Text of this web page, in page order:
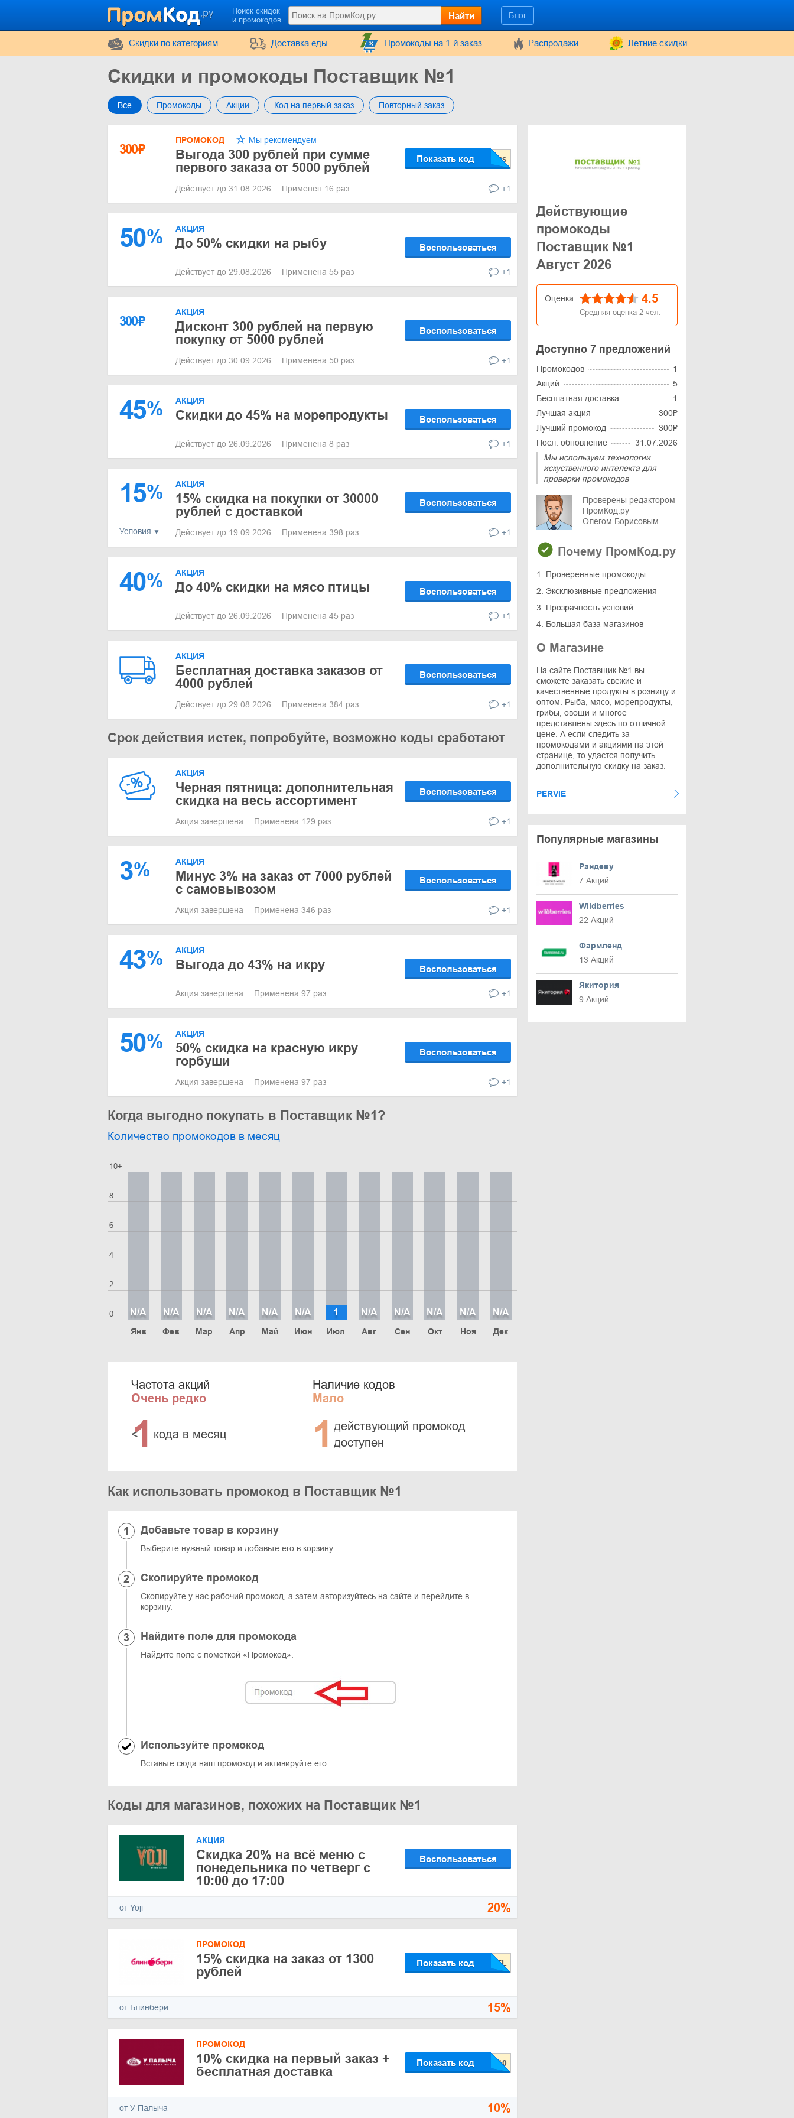
Поиск скидок
и промокодов
Найти Блог
Cкидки по категориям Доставка еды Промокоды на 1-й заказ Распродажи Летние скидки
Скидки и промокоды Поставщик №1
Все Промокоды Акции Код на первый заказ Повторный заказ
300₽
ПРОМОКОД Мы рекомендуем
Выгода 300 рублей при сумме
первого заказа от 5000 рублей
Показать код
Действует до 31.08.2026 Применен 16 раз +1
50% АКЦИЯ
До 50% скидки на рыбу Воспользоваться
Действует до 29.08.2026 Применена 55 раз +1
300₽
АКЦИЯ
Дисконт 300 рублей на первую
покупку от 5000 рублей
Воспользоваться
Действует до 30.09.2026 Применена 50 раз +1
45% АКЦИЯ
Скидки до 45% на морепродукты Воспользоваться
Действует до 26.09.2026 Применена 8 раз +1
15%
Условия
АКЦИЯ
15% скидка на покупки от 30000
рублей с доставкой
Воспользоваться
Действует до 19.09.2026 Применена 398 раз +1
40% АКЦИЯ
До 40% скидки на мясо птицы Воспользоваться
Действует до 26.09.2026 Применена 45 раз +1
АКЦИЯ
Бесплатная доставка заказов от
4000 рублей
Воспользоваться
Действует до 29.08.2026 Применена 384 раз +1
Срок действия истек, попробуйте, возможно коды сработают
АКЦИЯ
Черная пятница: дополнительная
скидка на весь ассортимент
Воспользоваться
Акция завершена Применена 129 раз +1
3% АКЦИЯ
Минус 3% на заказ от 7000 рублей
с самовывозом
Воспользоваться
Акция завершена Применена 346 раз +1
43% АКЦИЯ
Выгода до 43% на икру Воспользоваться
Акция завершена Применена 97 раз +1
50% АКЦИЯ
50% скидка на красную икру
горбуши
Воспользоваться
Акция завершена Применена 97 раз +1
Когда выгодно покупать в Поставщик №1?
Количество промокодов в месяц
0
2
4
6
8
10+
Янв
N/A
Фев
N/A
Мар
N/A
Апр
N/A
Май
N/A
Июн
N/A
Июл
1
Авг
N/A
Сен
N/A
Окт
N/A
Ноя
N/A
Дек
N/A
Частота акций
Очень редко
<
1 кода в месяц
Наличие кодов
Мало
1 действующий промокод
доступен
Как использовать промокод в Поставщик №1
Добавьте товар в корзину
Выберите нужный товар и добавьте его в корзину.
Скопируйте промокод
Скопируйте у нас рабочий промокод, а затем авторизуйтесь на сайте и перейдите в
корзину.
Найдите поле для промокода
Найдите поле с пометкой «Промокод».
Используйте промокод
Вставьте сюда наш промокод и активируйте его.
Коды для магазинов, похожих на Поставщик №1
АКЦИЯ
Скидка 20% на всё меню с
понедельника по четверг с
10:00 до 17:00
Воспользоваться
от Yoji 20%
ПРОМОКОД
15% скидка на заказ от 1300
рублей
Показать код
от Блинбери 15%
ПРОМОКОД
10% скидка на первый заказ +
бесплатная доставка
Показать код
от У Палыча 10%
Действующие
промокоды
Поставщик №1
Август 2026
Оценка 4.5
Средняя оценка 2 чел.
Доступно 7 предложений
Промокодов
1
Акций
5
Бесплатная доставка
1
Лучшая акция
300₽
Лучший промокод
300₽
Посл. обновление
31.07.2026
Мы используем технологии
искуственного интелекта для
проверки промокодов
Проверены редактором
ПромКод.ру
Олегом Борисовым
Почему ПромКод.ру
1. Проверенные промокоды
2. Эксклюзивные предложения
3. Прозрачность условий
4. Большая база магазинов
О Магазине
На сайте Поставщик №1 вы
сможете заказать свежие и
качественные продукты в розницу и
оптом. Рыба, мясо, морепродукты,
грибы, овощи и многое
представлены здесь по отличной
цене. А если следить за
промокодами и акциями на этой
странице, то удастся получить
дополнительную скидку на заказ.
PERVIE
Популярные магазины
Рандеву
7 Акций
Wildberries
22 Акций
Фармленд
13 Акций
Якитория
9 Акций